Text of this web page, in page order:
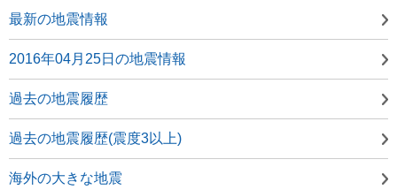
最新の地震情報
2016年04月25日の地震情報
過去の地震履歴
過去の地震履歴(震度3以上)
海外の大きな地震